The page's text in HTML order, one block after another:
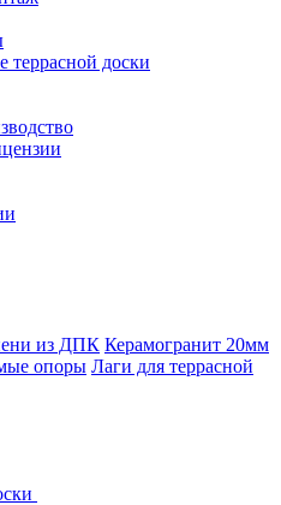
террасной доски
из ДПК Керамогранит 20мм
опоры Лаги для террасной